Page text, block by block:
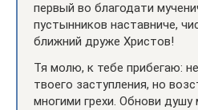
первый во благодати
пустынников наставниче,
ближний друже Христов!
Тя молю, к тебе прибегаю:
твоего заступления, но
многими грехи. Обнови